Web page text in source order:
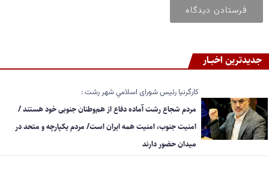
جدیدترین اخبــار
کارگرنیا رئیس شورای اسلامي شهر رشت :
مردم شجاع رشت آماده دفاع از هم‌وطنان جنوبی خود هستند /
امنیت جنوب، امنیت همه ایران است/ مردم یکپارچه و متحد در
میدان حضور دارند